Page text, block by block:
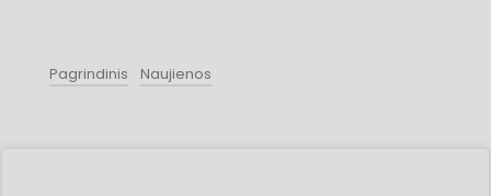
Pagrindinis Naujienos